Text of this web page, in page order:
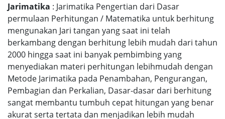
Jarimatika : Jarimatika Pengertian dari Dasar
permulaan Perhitungan / Matematika untuk berhitung
mengunakan Jari tangan yang saat ini telah
berkambang dengan berhitung lebih mudah dari tahun
2000 hingga saat ini banyak pembimbing yang
menyediakan materi perhitungan lebihmudah dengan
Metode Jarimatika pada Penambahan, Pengurangan,
Pembagian dan Perkalian, Dasar-dasar dari berhitung
sangat membantu tumbuh cepat hitungan yang benar
akurat serta tertata dan menjadikan lebih mudah